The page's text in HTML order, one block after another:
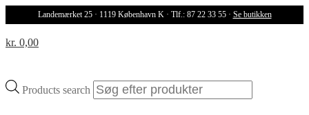
Landemærket 25 · 1119 København K · Tlf.: 87 22 33 55 · Se butikken
Products search
kr. 0,00